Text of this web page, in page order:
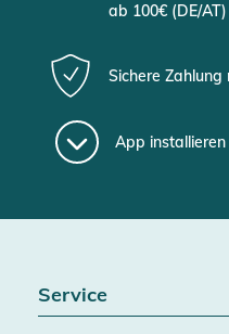
ab 100€ (DE/AT)
Sichere Zahlung
App installieren
Service